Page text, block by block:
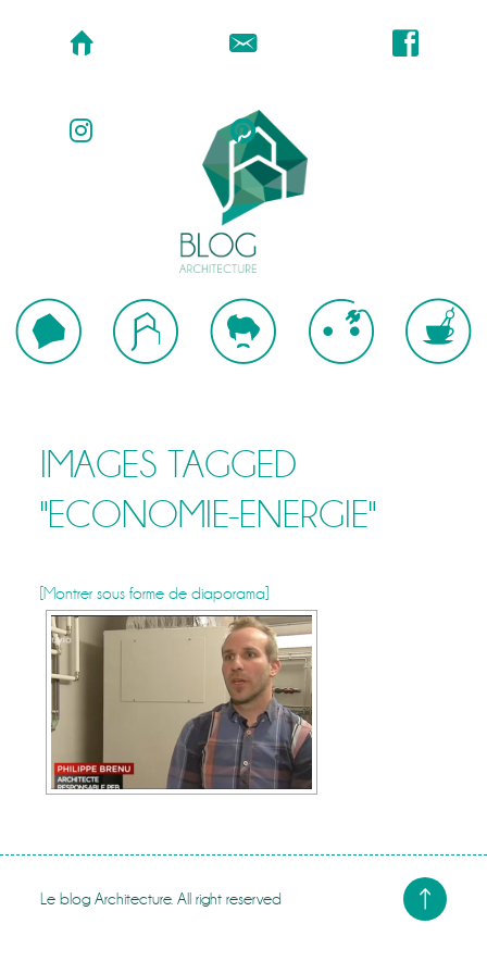
IMAGES TAGGED
"ECONOMIE-ENERGIE"
[Montrer sous forme de diaporama]
Le blog Architecture. All right reserved